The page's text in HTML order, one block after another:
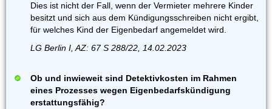
Dies ist nicht der Fall, wenn der Vermieter mehrere Kinder
besitzt und sich aus dem Kündigungsschreiben nicht ergibt,
für welches Kind der Eigenbedarf angemeldet wird.
LG Berlin I, AZ: 67 S 288/22, 14.02.2023
Ob und inwieweit sind Detektivkosten im Rahmen
eines Prozesses wegen Eigenbedarfskündigung
erstattungsfähig?